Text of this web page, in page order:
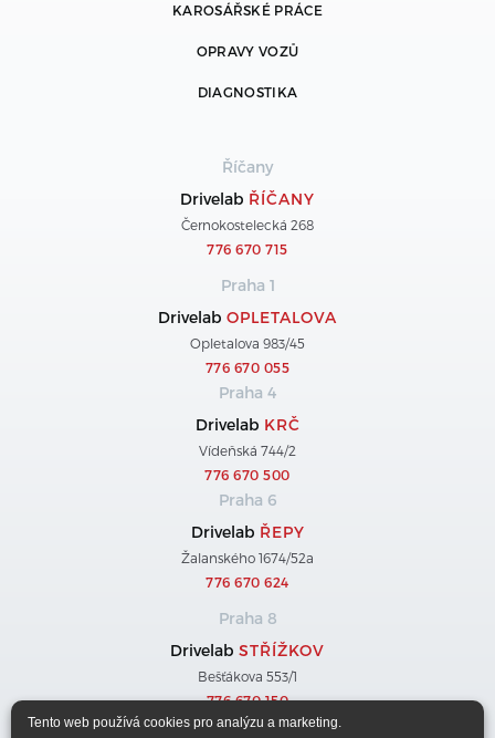
KAROSÁŘSKÉ PRÁCE
OPRAVY VOZŮ
DIAGNOSTIKA
Říčany
Drivelab ŘÍČANY
Černokostelecká 268
776 670 715
Praha 1
Drivelab OPLETALOVA
Opletalova 983/45
776 670 055
Praha 4
Drivelab KRČ
Vídeňská 744/2
776 670 500
Praha 6
Drivelab ŘEPY
Žalanského 1674/52a
776 670 624
Praha 8
Drivelab STŘÍŽKOV
Bešťákova 553/1
776 670 150
Tento web používá cookies pro analýzu a marketing.